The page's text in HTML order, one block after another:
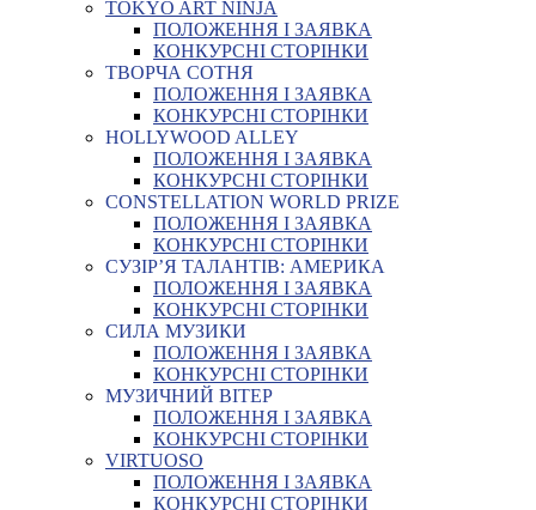
TOKYO ART NINJA
ПОЛОЖЕННЯ І ЗАЯВКА
КОНКУРСНІ СТОРІНКИ
ТВОРЧА СОТНЯ
ПОЛОЖЕННЯ І ЗАЯВКА
КОНКУРСНІ СТОРІНКИ
HOLLYWOOD ALLEY
ПОЛОЖЕННЯ І ЗАЯВКА
КОНКУРСНІ СТОРІНКИ
CONSTELLATION WORLD PRIZE
ПОЛОЖЕННЯ І ЗАЯВКА
КОНКУРСНІ СТОРІНКИ
СУЗІР’Я ТАЛАНТІВ: АМЕРИКА
ПОЛОЖЕННЯ І ЗАЯВКА
КОНКУРСНІ СТОРІНКИ
СИЛА МУЗИКИ
ПОЛОЖЕННЯ І ЗАЯВКА
КОНКУРСНІ СТОРІНКИ
МУЗИЧНИЙ ВІТЕР
ПОЛОЖЕННЯ І ЗАЯВКА
КОНКУРСНІ СТОРІНКИ
VIRTUOSO
ПОЛОЖЕННЯ І ЗАЯВКА
КОНКУРСНІ СТОРІНКИ